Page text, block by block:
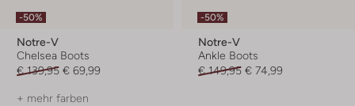
-50%
Notre-V
Chelsea Boots
€ 139,95 € 69,99
+ mehr farben
-50%
Notre-V
Ankle Boots
€ 149,95 € 74,99